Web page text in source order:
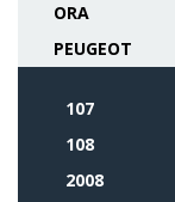
ORA
PEUGEOT
107
108
2008